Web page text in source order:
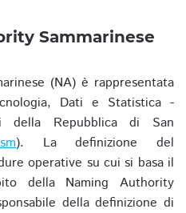
Sammarinese
(NA) è rappresentata
Dati e Statistica -
della Repubblica di San
). La definizione del
operative su cui si basa il
della Naming Authority
della definizione di